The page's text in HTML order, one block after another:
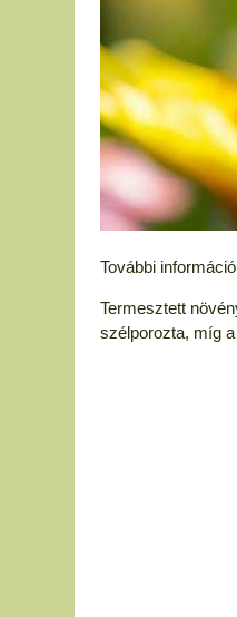
További
Termesztett
szélporozta, míg